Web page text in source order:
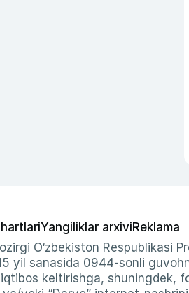
Yangiliklar arxiviReklama
O‘zbekiston Respublikasi
yil sanasida 0944-sonli
keltirishga,